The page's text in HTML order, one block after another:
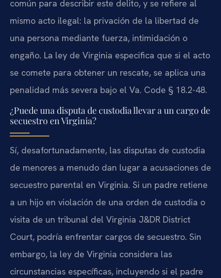
común para describir este delito, y se refiere al
mismo acto ilegal: la privación de la libertad de
una persona mediante fuerza, intimidación o
engaño. La ley de Virginia especifica que si el acto
se comete para obtener un rescate, se aplica una
penalidad más severa bajo el Va. Code § 18.2-48.
¿Puede una disputa de custodia llevar a un cargo de
secuestro en Virginia?
Sí, desafortunadamente, las disputas de custodia
de menores a menudo dan lugar a acusaciones de
secuestro parental en Virginia. Si un padre retiene
a un hijo en violación de una orden de custodia o
visita de un tribunal del Virginia J&DR District
Court, podría enfrentar cargos de secuestro. Sin
embargo, la ley de Virginia considera las
circunstancias específicas, incluyendo si el padre